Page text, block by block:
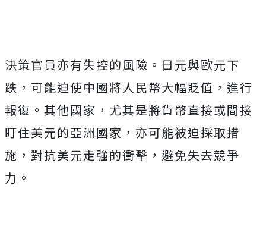
決策官員亦有失控的風險。日元與歐元下
跌，可能迫使中國將人民幣大幅貶值，進行
報復。其他國家，尤其是將貨幣直接或間接
盯住美元的亞洲國家，亦可能被迫採取措
施，對抗美元走強的衝擊，避免失去競爭
力。